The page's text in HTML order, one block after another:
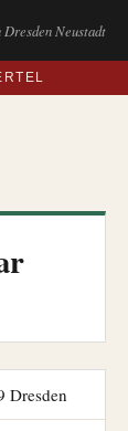
Neustadt
Dresden